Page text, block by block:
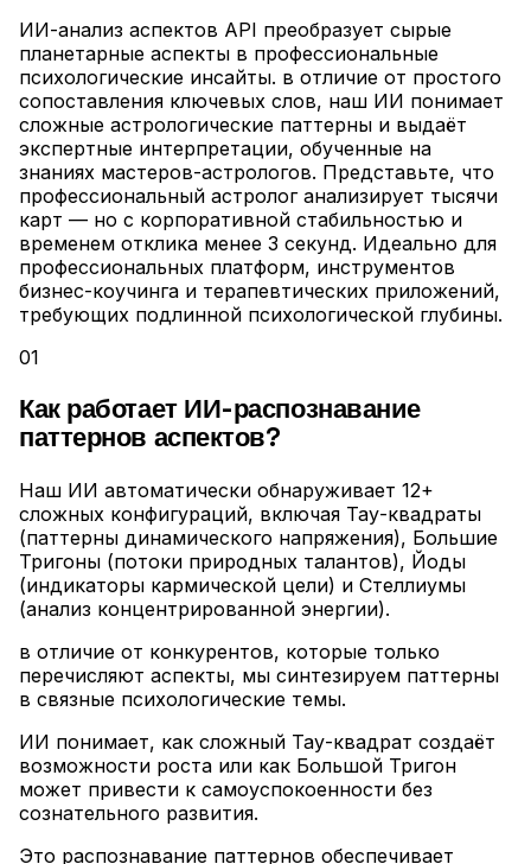
ИИ-анализ аспектов API преобразует сырые
планетарные аспекты в профессиональные
психологические инсайты. в отличие от простого
сопоставления ключевых слов, наш ИИ понимает
сложные астрологические паттерны и выдаёт
экспертные интерпретации, обученные на
знаниях мастеров-астрологов. Представьте, что
профессиональный астролог анализирует тысячи
карт — но с корпоративной стабильностью и
временем отклика менее 3 секунд. Идеально для
профессиональных платформ, инструментов
бизнес-коучинга и терапевтических приложений,
требующих подлинной психологической глубины.
01
Как работает ИИ-распознавание
паттернов аспектов?
Наш ИИ автоматически обнаруживает 12+
сложных конфигураций, включая Тау-квадраты
(паттерны динамического напряжения), Большие
Тригоны (потоки природных талантов), Йоды
(индикаторы кармической цели) и Стеллиумы
(анализ концентрированной энергии).
в отличие от конкурентов, которые только
перечисляют аспекты, мы синтезируем паттерны
в связные психологические темы.
ИИ понимает, как сложный Тау-квадрат создаёт
возможности роста или как Большой Тригон
может привести к самоуспокоенности без
сознательного развития.
Это распознавание паттернов обеспечивает